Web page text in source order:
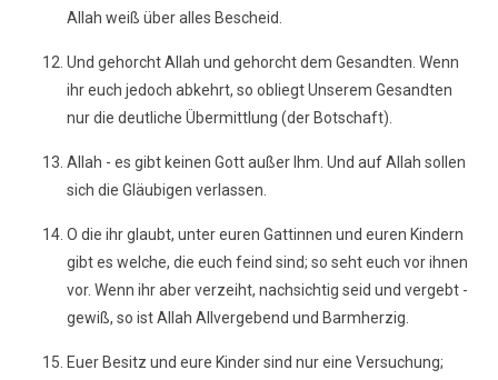
Allah weiß über alles Bescheid.
Und gehorcht Allah und gehorcht dem Gesandten. Wenn
ihr euch jedoch abkehrt, so obliegt Unserem Gesandten
nur die deutliche Übermittlung (der Botschaft).
Allah - es gibt keinen Gott außer Ihm. Und auf Allah sollen
sich die Gläubigen verlassen.
O die ihr glaubt, unter euren Gattinnen und euren Kindern
gibt es welche, die euch feind sind; so seht euch vor ihnen
vor. Wenn ihr aber verzeiht, nachsichtig seid und vergebt -
gewiß, so ist Allah Allvergebend und Barmherzig.
Euer Besitz und eure Kinder sind nur eine Versuchung;